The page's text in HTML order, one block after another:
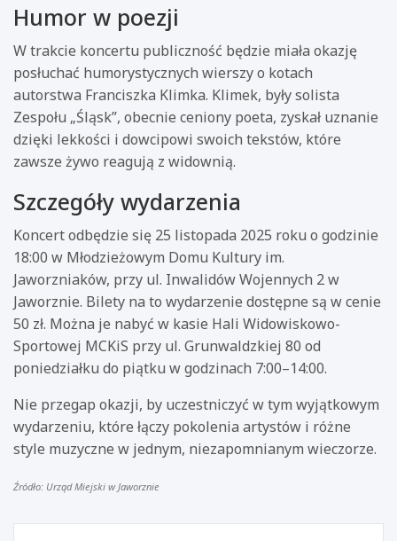
Humor w poezji
W trakcie koncertu publiczność będzie miała okazję
posłuchać humorystycznych wierszy o kotach
autorstwa Franciszka Klimka. Klimek, były solista
Zespołu „Śląsk”, obecnie ceniony poeta, zyskał uznanie
dzięki lekkości i dowcipowi swoich tekstów, które
zawsze żywo reagują z widownią.
Szczegóły wydarzenia
Koncert odbędzie się 25 listopada 2025 roku o godzinie
18:00 w Młodzieżowym Domu Kultury im.
Jaworzniaków, przy ul. Inwalidów Wojennych 2 w
Jaworznie. Bilety na to wydarzenie dostępne są w cenie
50 zł. Można je nabyć w kasie Hali Widowiskowo-
Sportowej MCKiS przy ul. Grunwaldzkiej 80 od
poniedziałku do piątku w godzinach 7:00–14:00.
Nie przegap okazji, by uczestniczyć w tym wyjątkowym
wydarzeniu, które łączy pokolenia artystów i różne
style muzyczne w jednym, niezapomnianym wieczorze.
Źródło: Urząd Miejski w Jaworznie